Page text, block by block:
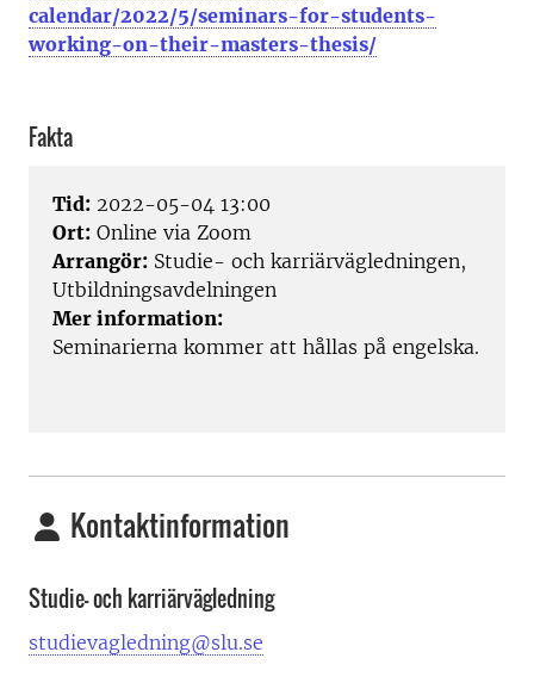
calendar/2022/5/seminars-for-students-
working-on-their-masters-thesis/
Fakta
Tid: 2022-05-04 13:00
Ort: Online via Zoom
Arrangör: Studie- och karriärvägledningen,
Utbildningsavdelningen
Mer information:
Seminarierna kommer att hållas på engelska.
Kontaktinformation
Studie- och karriärvägledning
studievagledning@slu.se